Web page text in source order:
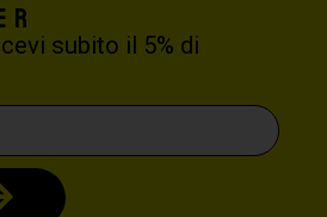
subito il 5% di